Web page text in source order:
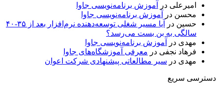
امیرعلی در
آموزش برنامه‌نویسی جاوا
محسن در
آموزش برنامه‌نویسی جاوا
حسین در
آیا مسیر شغلی توسعه‌دهنده نرم‌افزار بعد از ۳۵-۴۰
سالگی به بن بست می‌رسد؟
مهدی در
آموزش برنامه‌نویسی جاوا
فرهاد نجفی در معرفی آموزشگاه‌های جاوا
مهدی در سیر مطالعاتی پیشنهادی شرکت اعوان
دسترسی سریع